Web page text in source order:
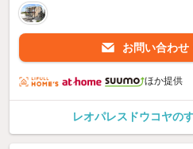
お問い合わせ
ほか提供
レオパレスドウコヤの